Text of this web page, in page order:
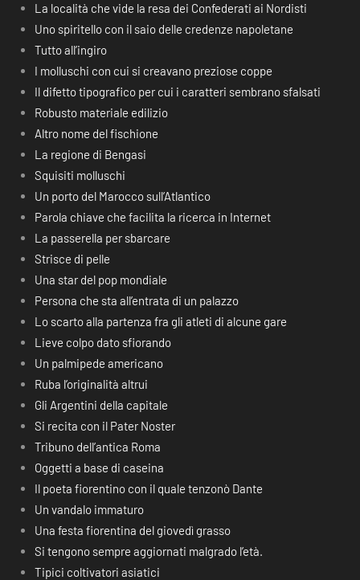
La località che vide la resa dei Confederati ai Nordisti
Uno spiritello con il saio delle credenze napoletane
Tutto all’ingiro
I molluschi con cui si creavano preziose coppe
Il difetto tipografico per cui i caratteri sembrano sfalsati
Robusto materiale edilizio
Altro nome del fischione
La regione di Bengasi
Squisiti molluschi
Un porto del Marocco sull’Atlantico
Parola chiave che facilita la ricerca in Internet
La passerella per sbarcare
Strisce di pelle
Una star del pop mondiale
Persona che sta all’entrata di un palazzo
Lo scarto alla partenza fra gli atleti di alcune gare
Lieve colpo dato sfiorando
Un palmipede americano
Ruba l’originalità altrui
Gli Argentini della capitale
Si recita con il Pater Noster
Tribuno dell’antica Roma
Oggetti a base di caseina
Il poeta fiorentino con il quale tenzonò Dante
Un vandalo immaturo
Una festa fiorentina del giovedì grasso
Si tengono sempre aggiornati malgrado l’età.
Tipici coltivatori asiatici